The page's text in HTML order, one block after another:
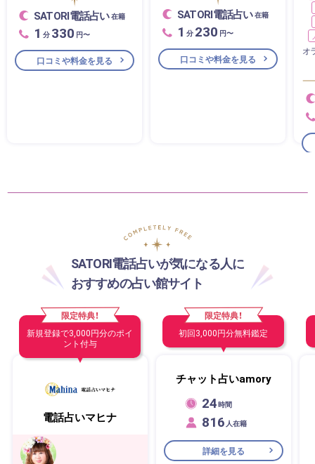
SATORI電話占い在籍
1 分 330 円〜
口コミや料金を見る
SATORI電話占い在籍
1 分 230 円〜
口コミや料金を見る
オ
SATORI電話占いが気になる人に
おすすめの占い館サイト
限定特典！
新規登録で3,000円分のポイ
ント付与
電話占いマヒナ
限定特典！
初回3,000円分無料鑑定
チャット占いamory
24時間
816 人在籍
詳細を見る